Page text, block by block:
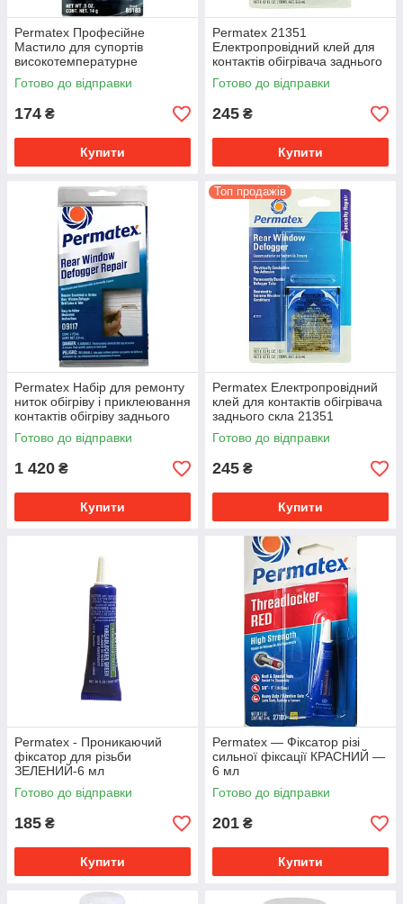
Permatex Професійне
Мастило для супортів
високотемпературне
синтетичне «Ультра» 14г
Готово до відправки
174 ₴
Купити
Permatex 21351
Електропровідний клей для
контактів обігрівача заднього
скла
Готово до відправки
245 ₴
Купити
Permatex Набір для ремонту
ниток обігріву і приклеювання
контактів обігріву заднього
скла
Готово до відправки
1 420 ₴
Купити
Топ продажів
Permatex Електропровідний
клей для контактів обігрівача
заднього скла 21351
Готово до відправки
245 ₴
Купити
Permatex - Проникаючий
фіксатор для різьби
ЗЕЛЕНИЙ-6 мл
Готово до відправки
185 ₴
Купити
Permatex — Фіксатор різі
сильної фіксації КРАСНИЙ —
6 мл
Готово до відправки
201 ₴
Купити